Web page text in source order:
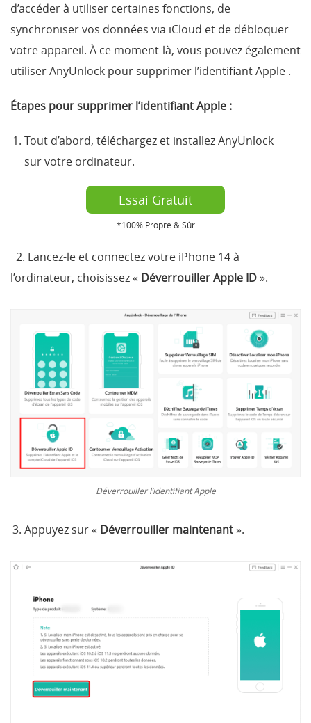
d’accéder à utiliser certaines fonctions, de
synchroniser vos données via iCloud et de débloquer
votre appareil. À ce moment-là, vous pouvez également
utiliser AnyUnlock pour supprimer l’identifiant Apple .
Étapes pour supprimer l’identifiant Apple :
Tout d’abord, téléchargez et installez AnyUnlock
sur votre ordinateur.
Essai Gratuit
*100% Propre & Sûr
2. Lancez-le et connectez votre iPhone 14 à
l’ordinateur, choisissez « Déverrouiller Apple ID».
Déverrouiller l’identifiant Apple
Appuyez sur « Déverrouiller maintenant».